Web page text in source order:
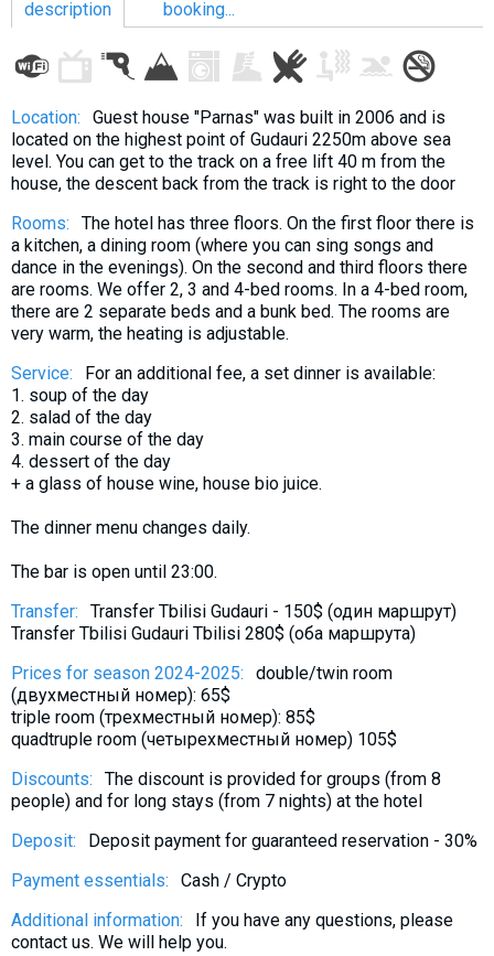
description
booking...
Location:
Guest house "Parnas" was built in 2006 and is
located on the highest point of Gudauri 2250m above sea
level. You can get to the track on a free lift 40 m from the
house, the descent back from the track is right to the door
Rooms:
The hotel has three floors. On the first floor there is
a kitchen, a dining room (where you can sing songs and
dance in the evenings). On the second and third floors there
are rooms. We offer 2, 3 and 4-bed rooms. In a 4-bed room,
there are 2 separate beds and a bunk bed. The rooms are
very warm, the heating is adjustable.
Service:
For an additional fee, a set dinner is available:
1. soup of the day
2. salad of the day
3. main course of the day
4. dessert of the day
+ a glass of house wine, house bio juice.
The dinner menu changes daily.
The bar is open until 23:00.
Transfer:
Transfer Tbilisi Gudauri - 150$ (один маршрут)
Transfer Tbilisi Gudauri Tbilisi 280$ (оба маршрута)
Prices for season 2024-2025:
double/twin room
(двухместный номер): 65$
triple room (трехместный номер): 85$
quadtruple room (четырехместный номер) 105$
Discounts:
The discount is provided for groups (from 8
people) and for long stays (from 7 nights) at the hotel
Deposit:
Deposit payment for guaranteed reservation - 30%
Payment essentials:
Cash / Crypto
Additional information:
If you have any questions, please
contact us. We will help you.
LODGING
Apartments
Cottages
Hotels
% Hot deals
Long term rent
Kazbegi
GEORGIA
About Georgia
Visas
Mobile phones
Gallery
Safety